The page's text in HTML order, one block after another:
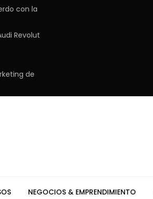
con la
Revolut
de
NEGOCIOS & EMPRENDIMIENTO